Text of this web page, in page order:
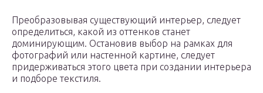
Преобразовывая существующий интерьер, следует
определиться, какой из оттенков станет
доминирующим. Остановив выбор на рамках для
фотографий или настенной картине, следует
придерживаться этого цвета при создании интерьера
и подборе текстиля.